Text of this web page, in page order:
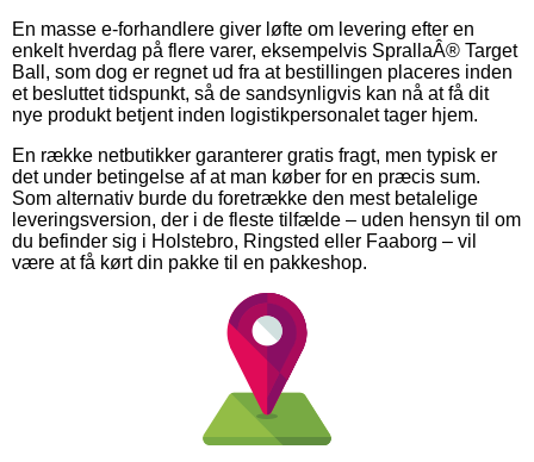
En masse e-forhandlere giver løfte om levering efter en
enkelt hverdag på flere varer, eksempelvis SprallaÂ® Target
Ball, som dog er regnet ud fra at bestillingen placeres inden
et besluttet tidspunkt, så de sandsynligvis kan nå at få dit
nye produkt betjent inden logistikpersonalet tager hjem.
En række netbutikker garanterer gratis fragt, men typisk er
det under betingelse af at man køber for en præcis sum.
Som alternativ burde du foretrække den mest betalelige
leveringsversion, der i de fleste tilfælde – uden hensyn til om
du befinder sig i Holstebro, Ringsted eller Faaborg – vil
være at få kørt din pakke til en pakkeshop.